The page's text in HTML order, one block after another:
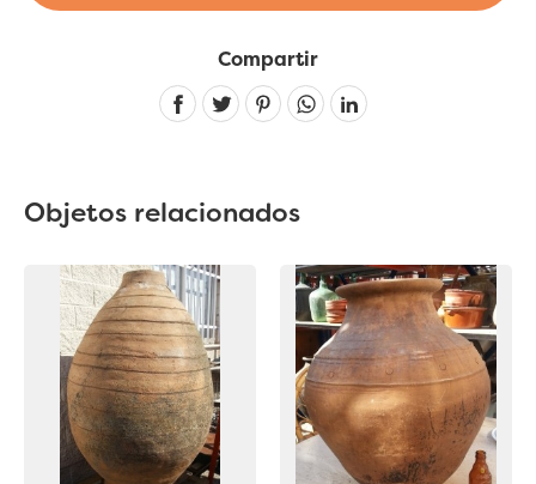
Compartir
Linkedin
Objetos relacionados